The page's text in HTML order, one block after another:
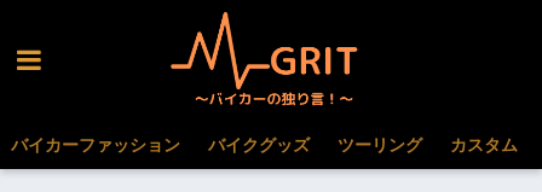
バイカーファッション バイクグッズ ツーリング カスタム